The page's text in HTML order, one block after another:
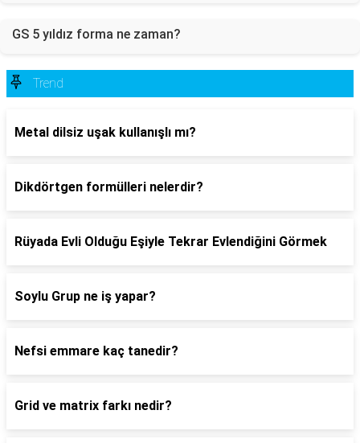
GS 5 yıldız forma ne zaman?
Trend
Metal dilsiz uşak kullanışlı mı?
Dikdörtgen formülleri nelerdir?
Rüyada Evli Olduğu Eşiyle Tekrar Evlendiğini Görmek
Soylu Grup ne iş yapar?
Nefsi emmare kaç tanedir?
Grid ve matrix farkı nedir?